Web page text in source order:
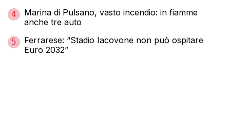
4
Marina di Pulsano, vasto incendio: in fiamme
anche tre auto
5
Ferrarese: “Stadio Iacovone non può ospitare
Euro 2032”